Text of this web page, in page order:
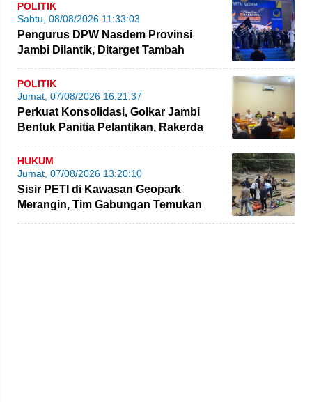
POLITIK
Sabtu, 08/08/2026 11:33:03
Pengurus DPW Nasdem Provinsi
Jambi Dilantik, Ditarget Tambah
POLITIK
Jumat, 07/08/2026 16:21:37
Perkuat Konsolidasi, Golkar Jambi
Bentuk Panitia Pelantikan, Rakerda
HUKUM
Jumat, 07/08/2026 13:20:10
Sisir PETI di Kawasan Geopark
Merangin, Tim Gabungan Temukan